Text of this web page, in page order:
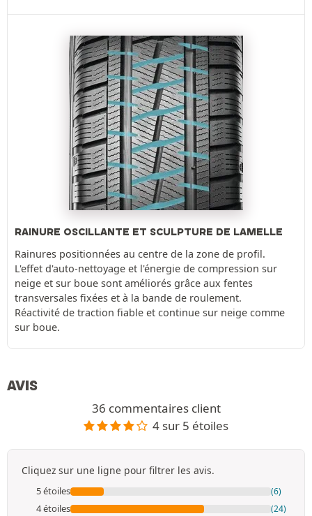
RAINURE OSCILLANTE ET SCULPTURE DE LAMELLE
Rainures positionnées au centre de la zone de profil.
L'effet d'auto-nettoyage et l'énergie de compression sur
neige et sur boue sont améliorés grâce aux fentes
transversales fixées et à la bande de roulement.
Réactivité de traction fiable et continue sur neige comme
sur boue.
AVIS
36 commentaires client
4 sur 5 étoiles
Cliquez sur une ligne pour filtrer les avis.
5 étoiles (6)
4 étoiles (24)